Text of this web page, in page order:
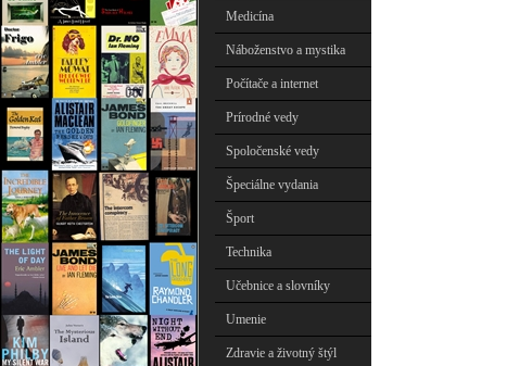
Medicína
Náboženstvo a mystika
Počítače a internet
Prírodné vedy
Spoločenské vedy
Špeciálne vydania
Šport
Technika
Učebnice a slovníky
Umenie
Zdravie a životný štýl